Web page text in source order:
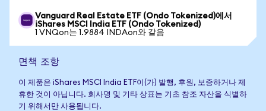
Vanguard Real Estate ETF (Ondo Tokenized)에서
iShares MSCI India ETF (Ondo Tokenized)
1 VNQon는 1.9884 INDAon와 같음
면책 조항
이 제품은 iShares MSCI India ETF이(가) 발행, 후원, 보증하거나 제
휴한 것이 아닙니다. 회사명 및 기타 상표는 기초 참조 자산을 식별하
기 위해서만 사용됩니다.